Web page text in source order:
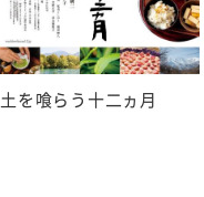
土を喰らう十二ヵ月